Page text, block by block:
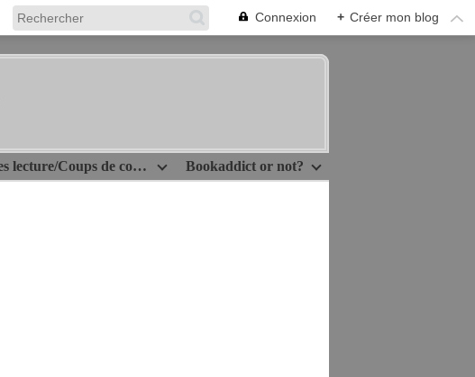
Connexion + Créer mon blog
Idées lecture/Coups de coeur Bookaddict or not?